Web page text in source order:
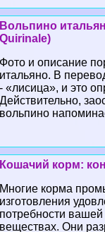
Вольпино
Quirinale)
Фото и описание
итальяно. В
- «лисица», и это
Действительно,
вольпино
Кошачий корм:
Многие корма
изготовления
потребности
веществах. Они